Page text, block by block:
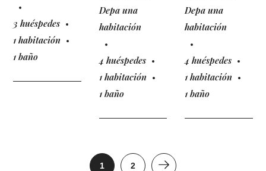
3 huéspedes
1 habitación
1 baño
Depa una
habitación
4 huéspedes
1 habitación
1 baño
Depa una
habitación
4 huéspedes
1 habitación
1 baño
1 2